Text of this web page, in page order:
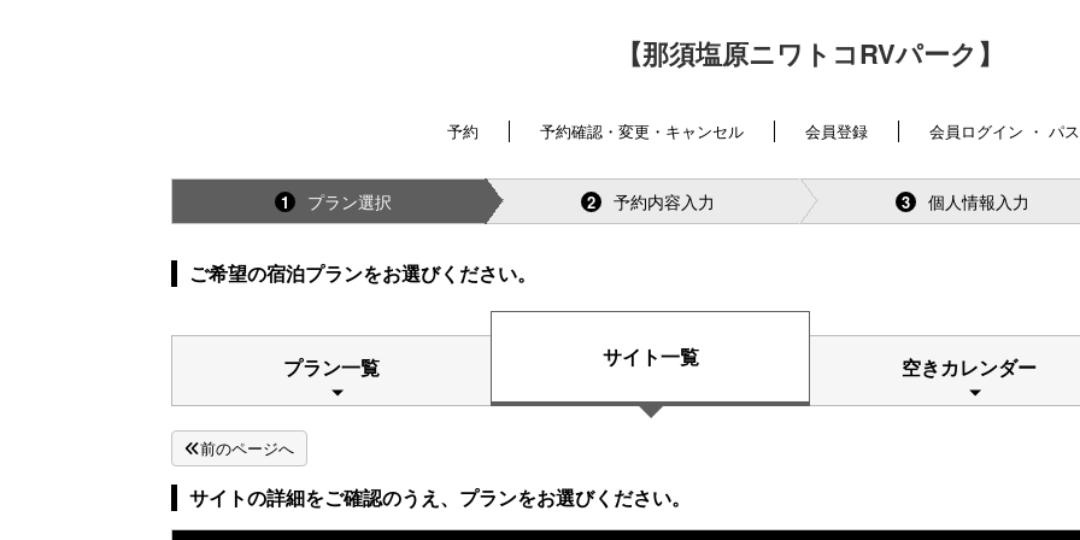
【那須塩原ニワトコRVパーク】
予約 予約確認・変更・キャンセル 会員登録 会員ログイン ・ パ
1 プラン選択 2 予約内容入力 3 個人情報入力
ご希望の宿泊プランをお選びください。
プラン一覧 サイト一覧 空きカレンダー
前のページへ
サイトの詳細をご確認のうえ、プランをお選びください。